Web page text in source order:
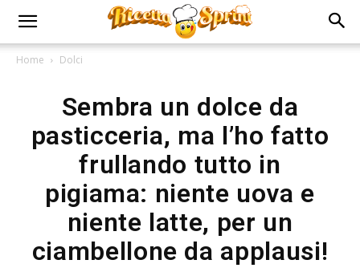
Home Dolci
Sembra un dolce da
pasticceria, ma l’ho fatto
frullando tutto in
pigiama: niente uova e
niente latte, per un
ciambellone da applausi!